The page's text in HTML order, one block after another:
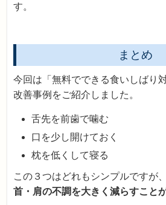
す。
まとめ
今回は「無料でできる食いしばり
改善事例をご紹介しました。
舌先を前歯で噛む
口を少し開けておく
枕を低くして寝る
この３つはどれもシンプルですが
首・肩の不調を大きく減らすこと